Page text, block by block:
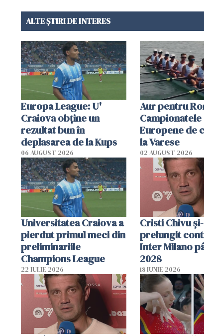
ALTE ȘTIRI DE INTERES
Europa League: U'
Craiova obține un
rezultat bun în
deplasarea de la Kups
06 AUGUST 2026
Aur pentru
Campionatele
Europene de
la Varese
02 AUGUST 2026
Universitatea Craiova a
pierdut primul meci din
preliminariile
Champions League
22 IULIE 2026
Cristi Chivu
prelungit
Inter Milano
2028
18 IUNIE 2026